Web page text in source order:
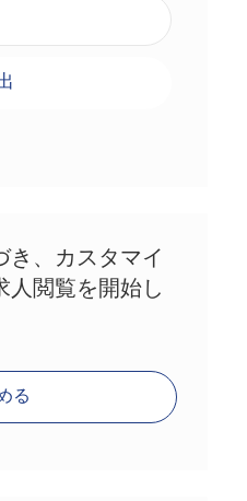
き、カスタマイ
人閲覧を開始し
る